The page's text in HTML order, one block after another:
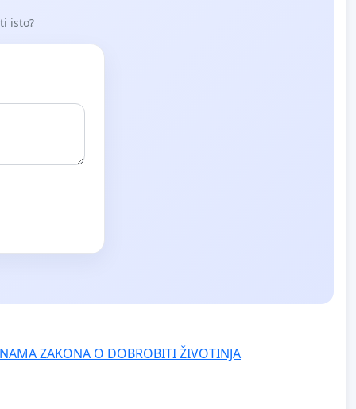
isto?
ZAKONA O DOBROBITI ŽIVOTINJA